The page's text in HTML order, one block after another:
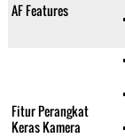
AF Features
Fitur Perangkat
Keras Kamera